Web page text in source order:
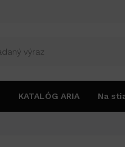
KATALÓG ARIA Na